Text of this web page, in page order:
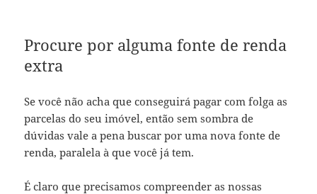
Procure por alguma fonte de renda
extra
Se você não acha que conseguirá pagar com folga as
parcelas do seu imóvel, então sem sombra de
dúvidas vale a pena buscar por uma nova fonte de
renda, paralela à que você já tem.
É claro que precisamos compreender as nossas